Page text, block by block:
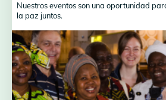
Nuestros eventos son una oportunidad
la paz juntos.